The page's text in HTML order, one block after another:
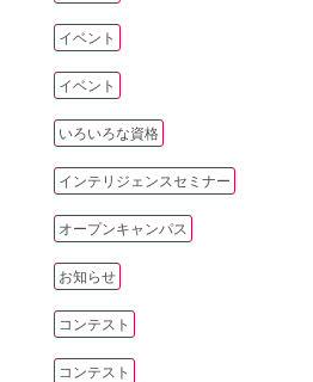
イベント
イベント
いろいろな資格
インテリジェンスセミナー
オープンキャンパス
お知らせ
コンテスト
コンテスト